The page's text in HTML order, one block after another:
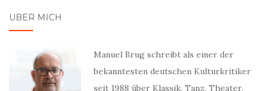
ÜBER MICH
Manuel Brug schreibt als einer der
bekanntesten deutschen Kulturkritiker
seit 1988 über Klassik, Tanz, Theater,